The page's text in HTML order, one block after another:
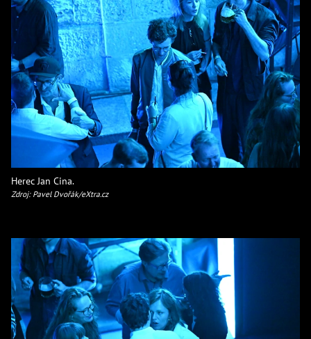
Herec Jan Cina.
Zdroj: Pavel Dvořák/eXtra.cz